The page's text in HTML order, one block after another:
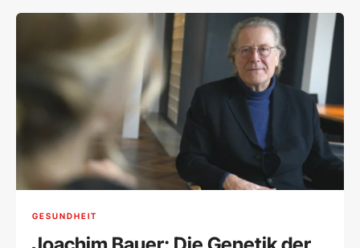
GESUNDHEIT